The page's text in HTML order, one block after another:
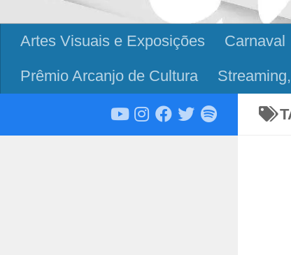
Artes Visuais e Exposições Carnaval
Prêmio Arcanjo de Cultura